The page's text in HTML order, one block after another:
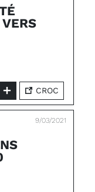
CROC
9/03/2021